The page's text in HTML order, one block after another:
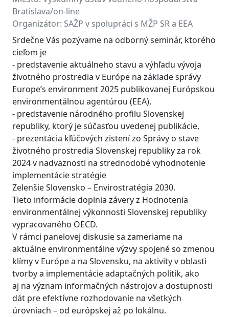
Bratislava/on-line
Organizátor: SAŽP v spolupráci s MŽP SR a EEA
Srdečne Vás pozývame na odborný seminár, ktorého
cieľom je
- predstavenie aktuálneho stavu a výhľadu vývoja
životného prostredia v Európe na základe správy
Europe’s environment 2025 publikovanej Európskou
environmentálnou agentúrou (EEA),
- predstavenie národného profilu Slovenskej
republiky, ktorý je súčasťou uvedenej publikácie,
- prezentácia kľúčových zistení zo Správy o stave
životného prostredia Slovenskej republiky za rok
2024 v nadväznosti na strednodobé vyhodnotenie
implementácie stratégie
Zelenšie Slovensko – Envirostratégia 2030.
Tieto informácie doplnia závery z Hodnotenia
environmentálnej výkonnosti Slovenskej republiky
vypracovaného OECD.
V rámci panelovej diskusie sa zameriame na
aktuálne environmentálne výzvy spojené so zmenou
klímy v Európe a na Slovensku, na aktivity v oblasti
tvorby a implementácie adaptačných politík, ako
aj na význam informačných nástrojov a dostupnosti
dát pre efektívne rozhodovanie na všetkých
úrovniach – od európskej až po lokálnu.